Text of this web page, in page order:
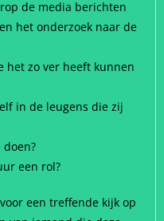
de media berichten
het onderzoek naar de
het zo ver heeft kunnen
in de leugens die zij
een rol?
voor een treffende kijk op